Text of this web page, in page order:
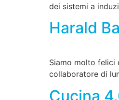
dei sistemi a
Harald
Siamo molto felici
collaboratore di
Cucina